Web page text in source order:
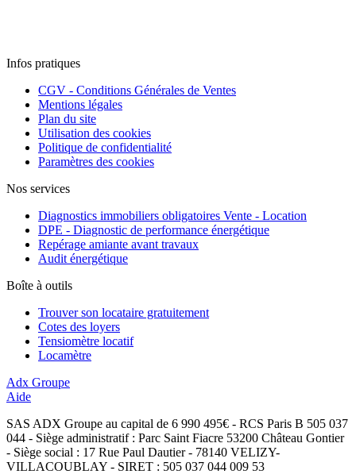
Infos pratiques
CGV - Conditions Générales de Ventes
Mentions légales
Plan du site
Utilisation des cookies
Politique de confidentialité
Paramètres des cookies
Nos services
Diagnostics immobiliers obligatoires Vente - Location
DPE - Diagnostic de performance énergétique
Repérage amiante avant travaux
Audit énergétique
Boîte à outils
Trouver son locataire gratuitement
Cotes des loyers
Tensiomètre locatif
Locamètre
Adx Groupe
Aide
SAS ADX Groupe au capital de 6 990 495€ - RCS Paris B 505 037
044 - Siège administratif : Parc Saint Fiacre 53200 Château Gontier
- Siège social : 17 Rue Paul Dautier - 78140 VELIZY-
VILLACOUBLAY - SIRET : 505 037 044 009 53